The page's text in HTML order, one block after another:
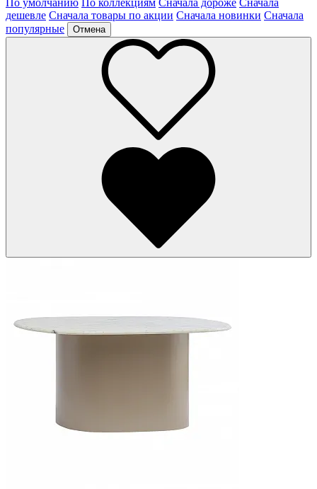
дешевле Сначала товары по акции Сначала новинки Сначала
популярные
Отмена